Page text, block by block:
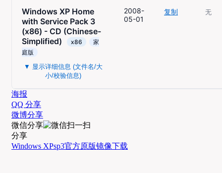
Windows XP Home
with Service Pack 3
(x86) - CD (Chinese-
Simplified)
x86
家
庭版
▼ 显示详细信息 (文件名/大
小/校验信息)
2008-
05-01
复制 无
海报
QQ 分享
微博分享
微信分享
分享
Windows XPsp3官方原版镜像下载